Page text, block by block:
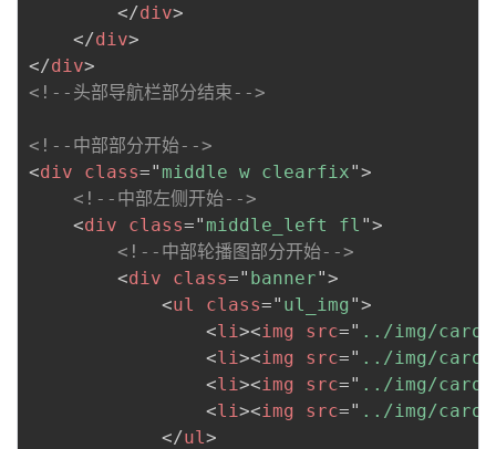
</div>
</div>
</div>
<!--头部导航栏部分结束-->
<!--中部部分开始-->
<div class=" middle w clearfix">
<!--中部左侧开始-->
<div class=" middle_left fl ">
<!--中部轮播图部分开始-->
<div class=" banner">
<ul class=" ul_img ">
<li><img src=" ../img/
<li><img src=" ../img/
<li><img src=" ../img/
<li><img src=" ../img/
</ul>